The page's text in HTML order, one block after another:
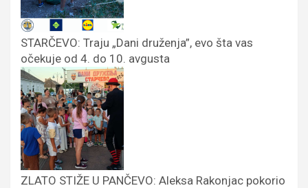
STARČEVO: Traju „Dani druženja”, evo šta vas
očekuje od 4. do 10. avgusta
ZLATO STIŽE U PANČEVO: Aleksa Rakonjac pokorio